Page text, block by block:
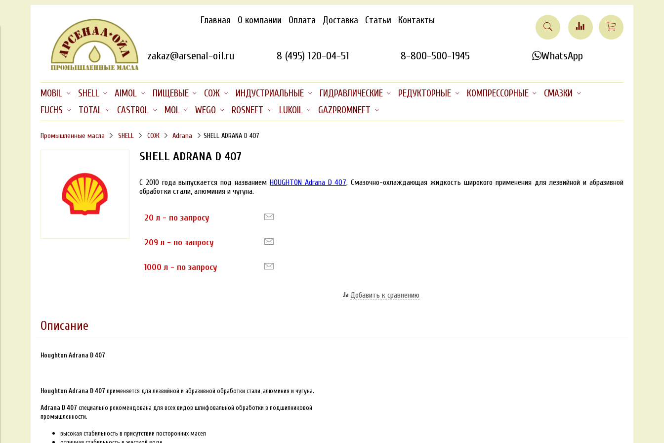
Главная О компании Оплата Доставка Статьи Контакты
zakaz@arsenal-oil.ru 8 (495) 120-04-51 8-800-500-1945 WhatsApp
MOBIL SHELL AIMOL ПИЩЕВЫЕ СОЖ ИНДУСТРИАЛЬНЫЕ ГИДРАВЛИЧЕСКИЕ РЕДУКТОРНЫЕ КОМПРЕССОРНЫЕ
СМАЗКИ
FUCHS
TOTAL CASTROL MOL WEGO ROSNEFT LUKOIL GAZPROMNEFT
Промышленные масла SHELL СОЖ Adrana SHELL ADRANA D 407
SHELL ADRANA D 407
С 2010 года выпускается под названием HOUGHTON Adrana D 407. Смазочно-охлаждающая жидкость широкого применения для лезвийной и абразивной
обработки стали, алюминия и чугуна.
20 л - по запросу
209 л - по запросу
1000 л - по запросу
Добавить к сравнению
Описание
Houghton Adrana D 407
Houghton Adrana D 407 применяется для лезвийной и абразивной обработки стали, алюминия и чугуна.
Adrana D 407 специально рекомендована для всех видов шлифовальной обработки в подшипниковой
промышленности.
высокая стабильность в присутствии посторонних масел